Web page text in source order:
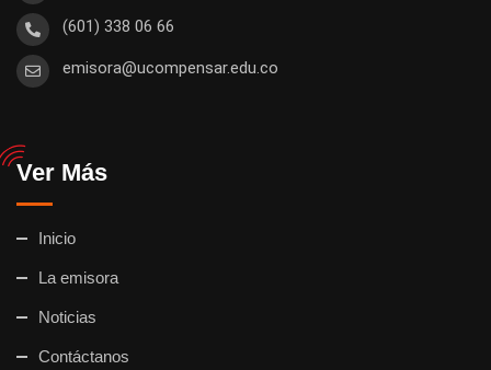
(601) 338 06 66
emisora@ucompensar.edu.co
Ver Más
Inicio
La emisora
Noticias
Contáctanos